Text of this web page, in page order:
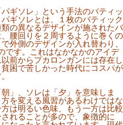
ギソレ」という手法のバティッ
ギソレとは、１枚のバティック
の異なるデザインが施されたバ
腰回りを２周するように巻くの
外側のデザインが入れ替わり、
です。これはなかなかのアイデ
前からプカロンガンには存在し
困で苦しかった時代にコスパが
」、ソレは「夕」を意味しま
を変える風習があるわけではな
は明るい色味、もう一方は比較
れることが多ので、象徴的に